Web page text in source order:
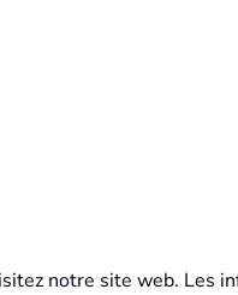
notre site web. Les